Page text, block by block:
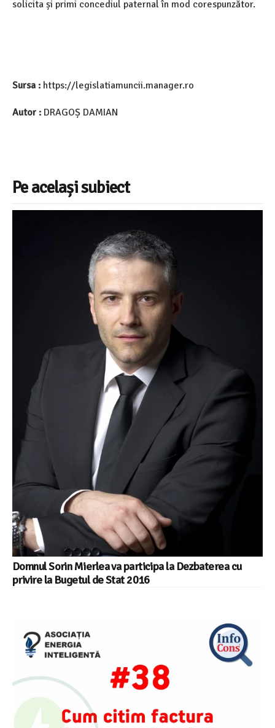
solicita și primi concediul paternal în mod corespunzător.
Sursa : https://legislatiamuncii.manager.ro
Autor : DRAGOȘ DAMIAN
Pe același subiect
Domnul Sorin Mierlea va participa la Dezbaterea cu
privire la Bugetul de Stat 2016